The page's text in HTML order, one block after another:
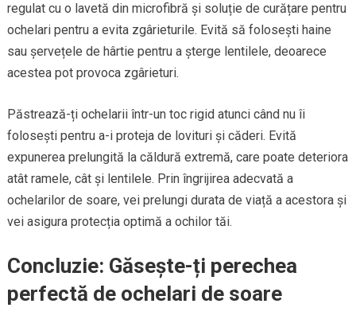
regulat cu o lavetă din microfibră și soluție de curățare pentru
ochelari pentru a evita zgârieturile. Evită să folosești haine
sau șervețele de hârtie pentru a șterge lentilele, deoarece
acestea pot provoca zgârieturi.
Păstrează-ți ochelarii într-un toc rigid atunci când nu îi
folosești pentru a-i proteja de lovituri și căderi. Evită
expunerea prelungită la căldură extremă, care poate deteriora
atât ramele, cât și lentilele. Prin îngrijirea adecvată a
ochelarilor de soare, vei prelungi durata de viață a acestora și
vei asigura protecția optimă a ochilor tăi.
Concluzie: Găsește-ți perechea
perfectă de ochelari de soare